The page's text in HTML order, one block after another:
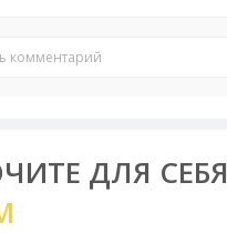
комментарий
ДЛЯ СЕБЯ